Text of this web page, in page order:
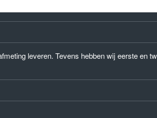
leveren. Tevens hebben wij eerste en